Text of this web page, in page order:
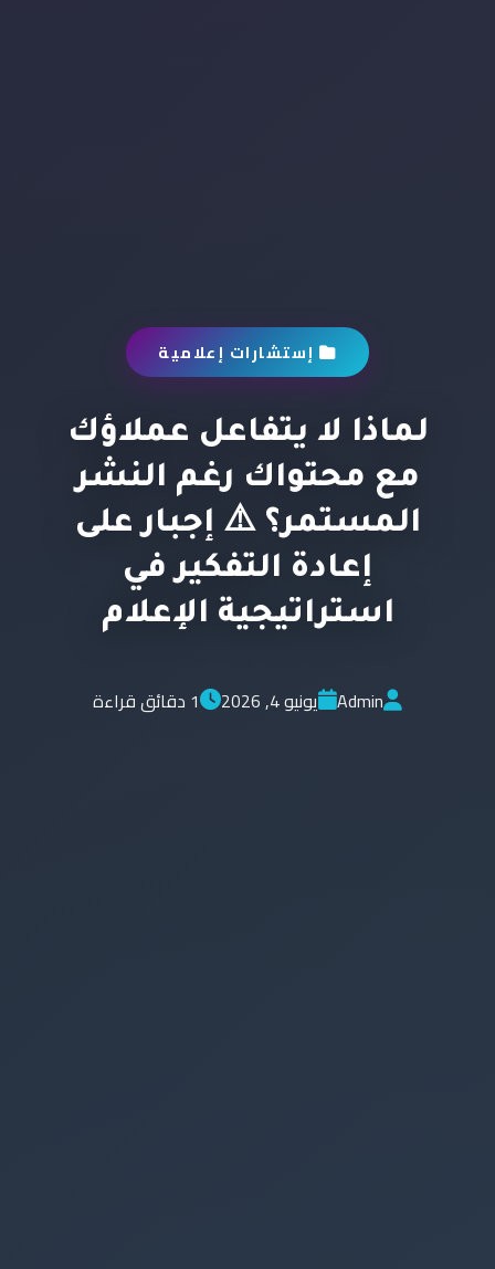
إستشارات إعلامية
لماذا لا يتفاعل عملاؤك
مع محتواك رغم النشر
المستمر؟ ⚠️ إجبار على
إعادة التفكير في
استراتيجية الإعلام
Admin يونيو 4, 2026 1 دقائق قراءة